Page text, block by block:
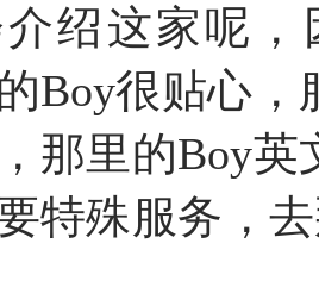
绍这家呢
Boy很贴心
那里的Boy
特殊服务，